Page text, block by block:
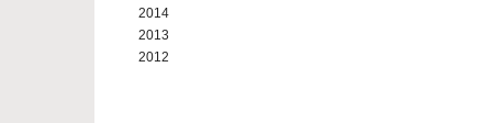
2014
2013
2012